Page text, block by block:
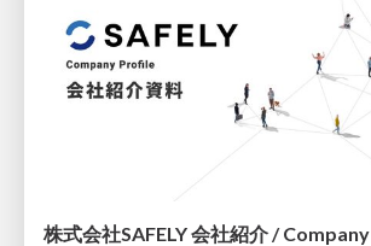
株式会社SAFELY 会社紹介 / Company